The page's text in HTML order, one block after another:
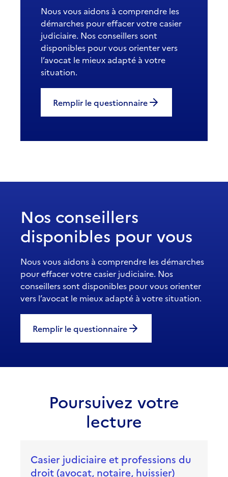
Nous vous aidons à comprendre les
démarches pour effacer votre casier
judiciaire. Nos conseillers sont
disponibles pour vous orienter vers
l’avocat le mieux adapté à votre
situation.
Remplir le questionnaire
Nos conseillers
disponibles pour vous
Nous vous aidons à comprendre les démarches
pour effacer votre casier judiciaire. Nos
conseillers sont disponibles pour vous orienter
vers l’avocat le mieux adapté à votre situation.
Remplir le questionnaire
Poursuivez votre
lecture
Casier judiciaire et professions du
droit (avocat, notaire, huissier)